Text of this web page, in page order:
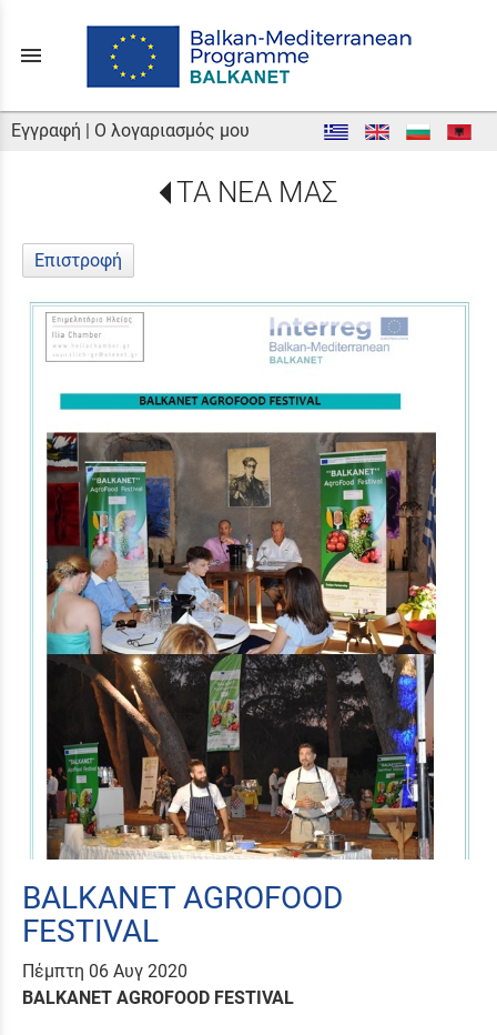
menu
Εγγραφή | Ο λογαριασμός μου
ΤΑ ΝΕΑ ΜΑΣ
Επιστροφή
BALKANET AGROFOOD
FESTIVAL
Πέμπτη 06 Αυγ 2020
BALKANET AGROFOOD FESTIVAL